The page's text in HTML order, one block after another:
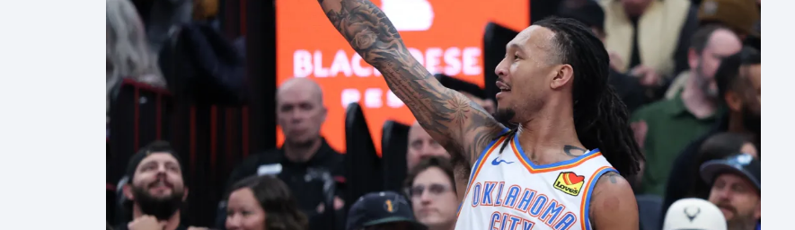
Curling
Dostihy
Florbal
Futsal
Golf
Gymnastika
Motorsport
Olympijské hry
Parasport
Plavání
Plážový volejbal
Triatlon
Veslování
Vodní slalom
Volejbal
Ostatní